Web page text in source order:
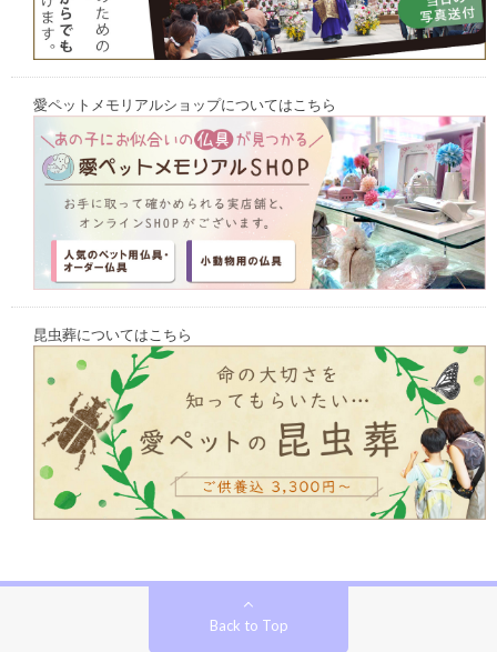
愛ペットメモリアルショップについてはこちら
昆虫葬についてはこちら
Back to Top